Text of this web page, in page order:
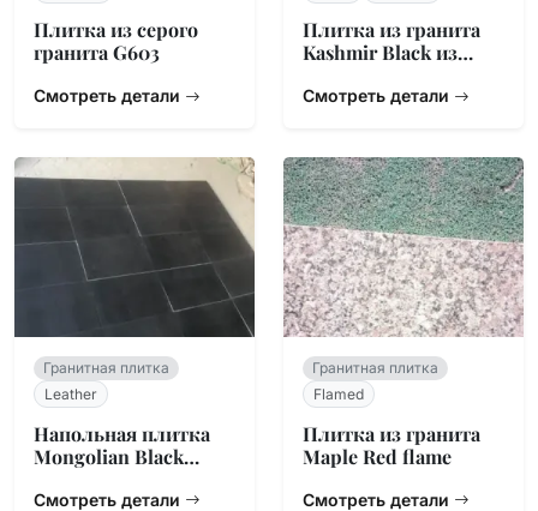
Плитка из серого
гранита G603
Смотреть детали
Плитка из гранита
Kashmir Black из
Смотреть детали
Гранитная плитка
Leather
Напольная плитка
Mongolian Black
Смотреть детали
Гранитная плитка
Flamed
Плитка из гранита
Maple Red flame
Смотреть детали